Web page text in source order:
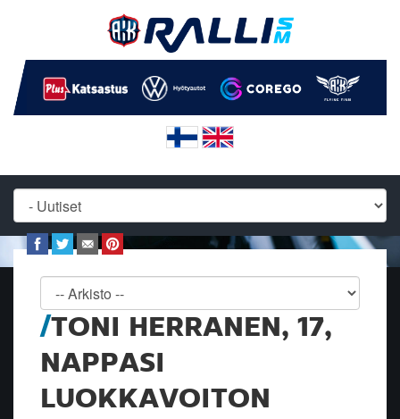
TONI HERRANEN, 17,
NAPPASI
LUOKKAVOITON